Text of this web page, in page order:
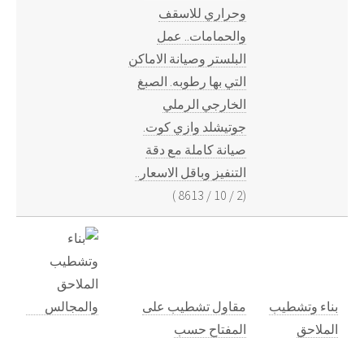
وحراري للاسقف
والحمامات.. عمل
البلستر وصيانة الاماكن
التي بها رطوبه. الصبغ
الخارجي الرملي
جوتيشلد وازي كوت.
صيانة كاملة مع دقة
التنفيز وباقل الاسعار..
(
2
/
10
/
8613
)
بناء وتشطيب
الملاحق
مقاول تشطيب على
المفتاح حسب